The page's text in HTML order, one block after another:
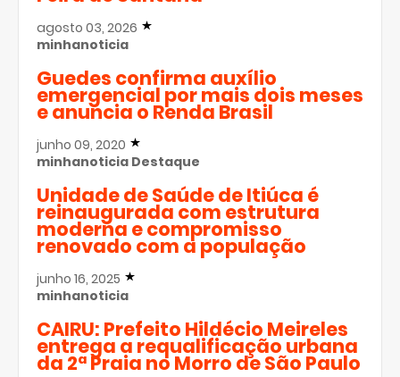
agosto 03, 2026
minhanoticia
Guedes confirma auxílio
emergencial por mais dois meses
e anuncia o Renda Brasil
junho 09, 2020
minhanoticia Destaque
Unidade de Saúde de Itiúca é
reinaugurada com estrutura
moderna e compromisso
renovado com a população
junho 16, 2025
minhanoticia
CAIRU: Prefeito Hildécio Meireles
entrega a requalificação urbana
da 2ª Praia no Morro de São Paulo